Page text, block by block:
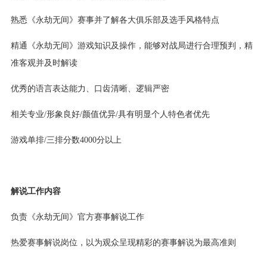
熟悉《永劫无间》赛事并了解各大俱乐部及选手风格特点
精通《永劫无间》游戏知识及操作，能够对战局进行合理预判，精
准客观并及时解读
优秀的语言表达能力、口齿清晰、逻辑严密
相关专业/形象良好/颜值优异/具有明显个人特色者优先
游戏单排/三排分数4000分以上
解说工作内容
负责《永劫无间》官方赛事解说工作
热爱赛事解说岗位，以为观众呈现精彩的赛事解说为最高准则